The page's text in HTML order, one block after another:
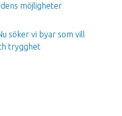
möjligheter
söker vi byar som vill
trygghet